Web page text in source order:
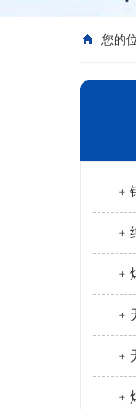
您的
﹢
﹢
﹢
﹢
﹢
﹢